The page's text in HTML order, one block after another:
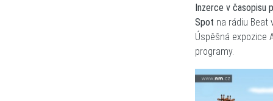
Inzerce v časopisu
Spot na rádiu Beat
Úspěšná expozice
programy.